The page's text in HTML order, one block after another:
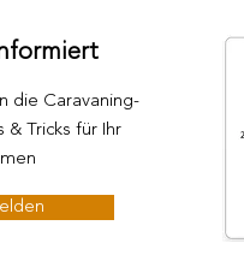
die Caravaning-
& Tricks für Ihr